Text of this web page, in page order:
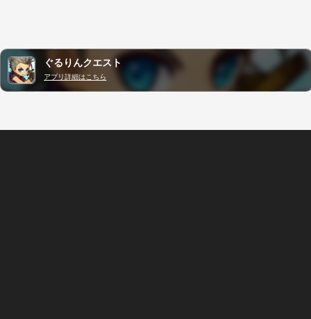
ぐるりんクエスト
アプリ詳細はこちら